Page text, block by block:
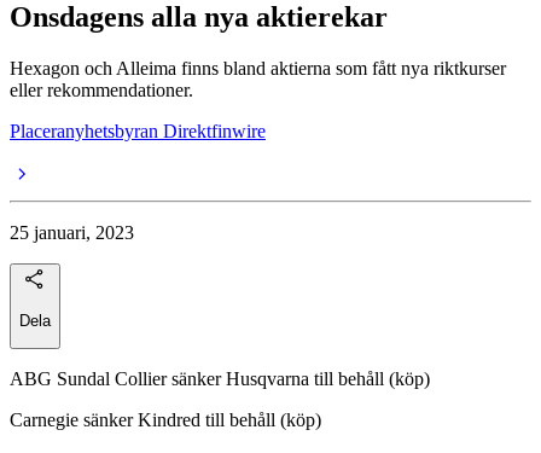
Onsdagens alla nya aktierekar
Hexagon och Alleima finns bland aktierna som fått nya riktkurser
eller rekommendationer.
Placeranyhetsbyran Direktfinwire
25 januari, 2023
Dela
ABG Sundal Collier sänker Husqvarna till behåll (köp)
Carnegie sänker Kindred till behåll (köp)